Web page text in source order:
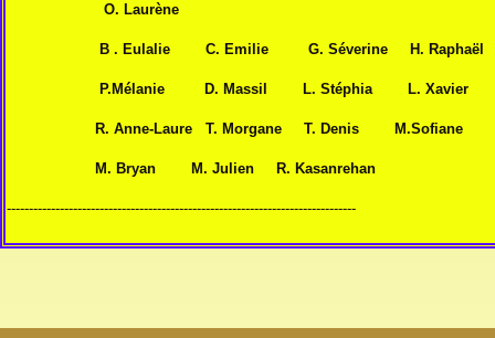
O. Laurène
B . Eulalie C. Emilie G. Séverine H. Raphaël
P.Mélanie D. Massil L. Stéphia L. Xavier
R. Anne-Laure T. Morgane T. Denis M.Sofiane
M. Bryan M. Julien R. Kasanrehan
-------------------------------------------------------------------------------